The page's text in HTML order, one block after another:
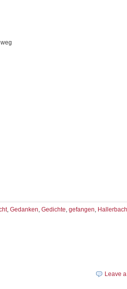
, Gedanken, Gedichte, gefangen, Hallerbach
Leave